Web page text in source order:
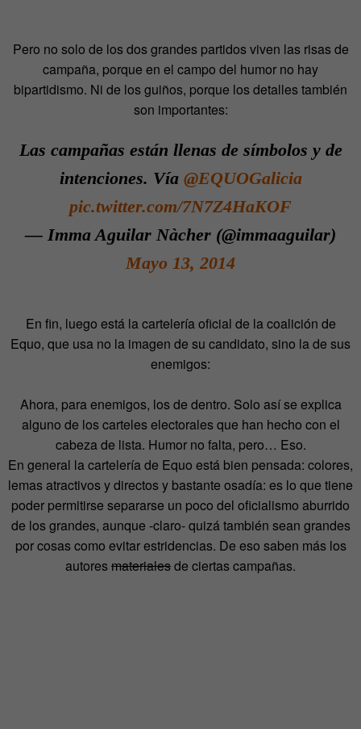
Pero no solo de los dos grandes partidos viven las risas de
campaña, porque en el campo del humor no hay
bipartidismo. Ni de los guiños, porque los detalles también
son importantes:
Las campañas están llenas de símbolos y de
intenciones. Vía @EQUOGalicia
pic.twitter.com/7N7Z4HaKOF
— Imma Aguilar Nàcher (@immaaguilar)
Mayo 13, 2014
En fin, luego está la cartelería oficial de la coalición de
Equo, que usa no la imagen de su candidato, sino la de sus
enemigos:
Ahora, para enemigos, los de dentro. Solo así se explica
alguno de los carteles electorales que han hecho con el
cabeza de lista. Humor no falta, pero… Eso.
En general la cartelería de Equo está bien pensada: colores,
lemas atractivos y directos y bastante osadía: es lo que tiene
poder permitirse separarse un poco del oficialismo aburrido
de los grandes, aunque -claro- quizá también sean grandes
por cosas como evitar estridencias. De eso saben más los
autoresmaterialesde ciertas campañas.